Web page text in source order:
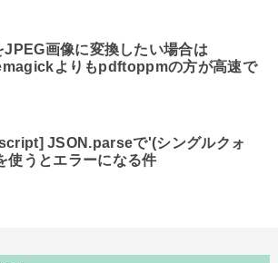
JPEG画像に変換したい場合は
よりもpdftoppmの方が高速で
JSON.parseで'(シングルクォ
使うとエラーになる件